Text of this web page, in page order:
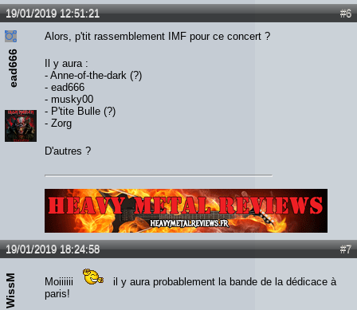
(Fléron, 28/02/2026)
#6
19/01/2019 12:51:21
ead666
Alors, p'tit rassemblement IMF pour ce concert ?
Il y aura :
- Anne-of-the-dark (?)
- ead666
- musky00
- P'tite Bulle (?)
- Zorg
D'autres ?
Lien :http://heavymetalreviews.fr/
#7
19/01/2019 18:24:58
WissM Moiiiiii
il y aura probablement la bande de la dédicace à
paris!